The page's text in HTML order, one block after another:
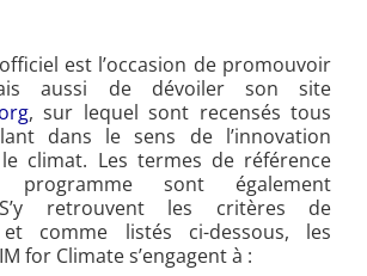
est l’occasion de promouvoir
aussi de dévoiler son site
, sur lequel sont recensés tous
dans le sens de l’innovation
climat. Les termes de référence
sont également
retrouvent les critères de
comme listés ci-dessous, les
for Climate s’engagent à :